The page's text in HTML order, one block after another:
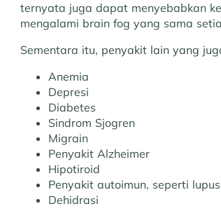
ternyata juga dapat menyebabkan
mengalami brain fog yang sama
Sementara itu, penyakit lain yang
Anemia
Depresi
Diabetes
Sindrom Sjogren
Migrain
Penyakit Alzheimer
Hipotiroid
Penyakit autoimun, seperti
Dehidrasi